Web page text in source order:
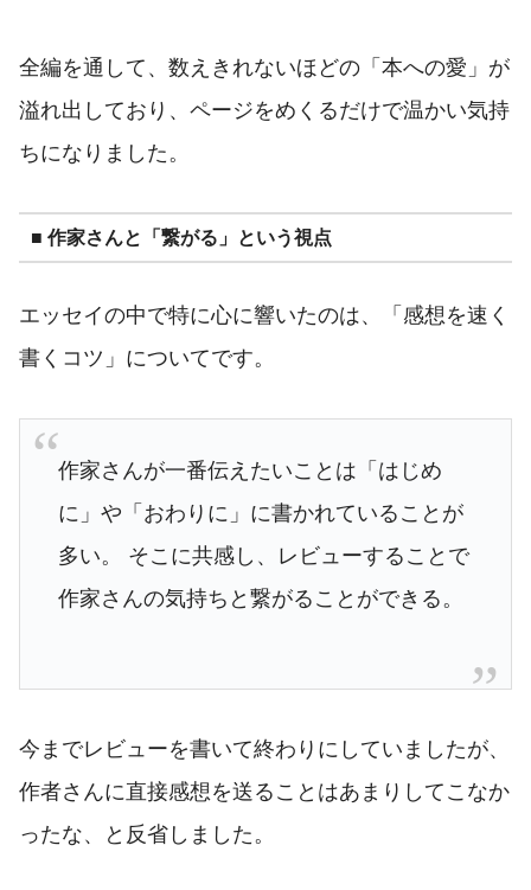
全編を通して、数えきれないほどの「本への愛」が
溢れ出しており、ページをめくるだけで温かい気持
ちになりました。
■ 作家さんと「繋がる」という視点
エッセイの中で特に心に響いたのは、「感想を速く
書くコツ」についてです。
作家さんが一番伝えたいことは「はじめ
に」や「おわりに」に書かれていることが
多い。 そこに共感し、レビューすることで
作家さんの気持ちと繋がることができる。
今までレビューを書いて終わりにしていましたが、
作者さんに直接感想を送ることはあまりしてこなか
ったな、と反省しました。